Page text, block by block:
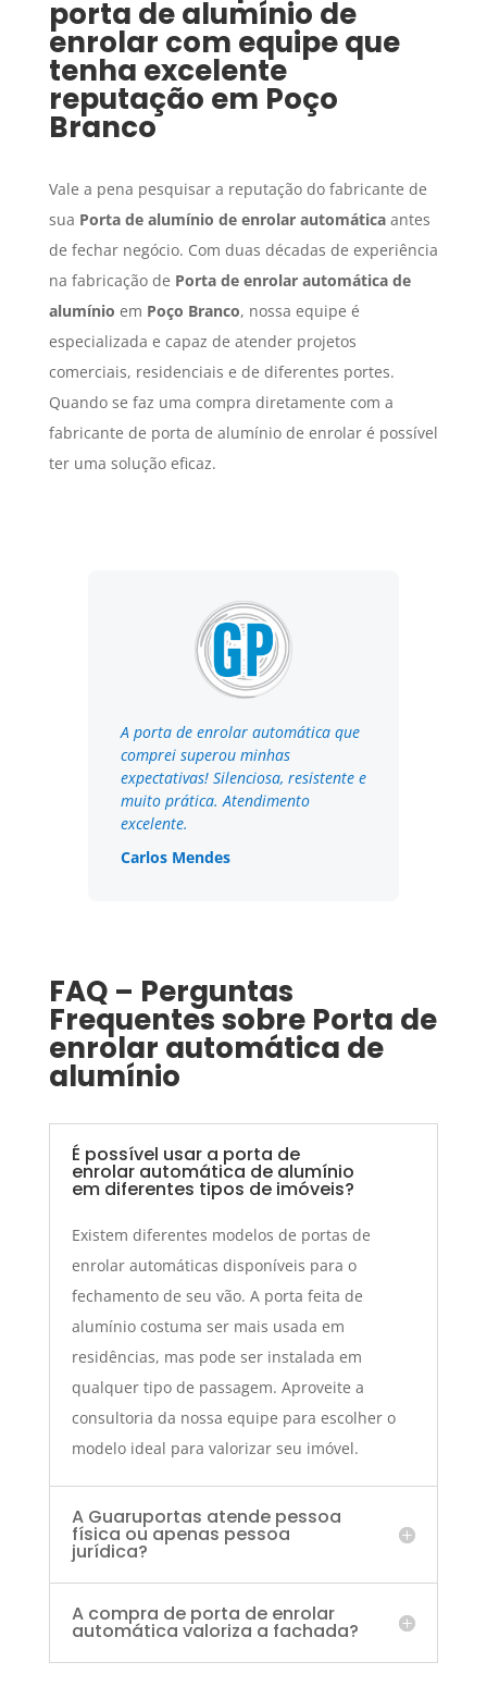
porta de alumínio de
enrolar com equipe que
tenha excelente
reputação em Poço
Branco
Vale a pena pesquisar a reputação do fabricante de
sua Porta de alumínio de enrolar automáticaantes
de fechar negócio. Com duas décadas de experiência
na fabricação de Porta de enrolar automática de
alumínio em Poço Branco, nossa equipe é
especializada e capaz de atender projetos
comerciais, residenciais e de diferentes portes.
Quando se faz uma compra diretamente com a
fabricante de porta de alumínio de enrolar é possível
ter uma solução eficaz.
A porta de enrolar automática que
comprei superou minhas
expectativas! Silenciosa, resistente e
muito prática. Atendimento
excelente.
Carlos Mendes
FAQ – Perguntas
Frequentes sobre Porta de
enrolar automática de
alumínio
É possível usar a porta de
enrolar automática de alumínio
em diferentes tipos de imóveis?
Existem diferentes modelos de portas de
enrolar automáticas disponíveis para o
fechamento de seu vão. A porta feita de
alumínio costuma ser mais usada em
residências, mas pode ser instalada em
qualquer tipo de passagem. Aproveite a
consultoria da nossa equipe para escolher o
modelo ideal para valorizar seu imóvel.
A Guaruportas atende pessoa
física ou apenas pessoa
jurídica?
A compra de porta de enrolar
automática valoriza a fachada?